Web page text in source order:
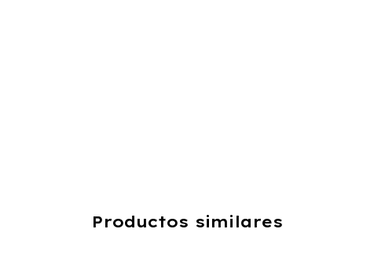
Productos similares